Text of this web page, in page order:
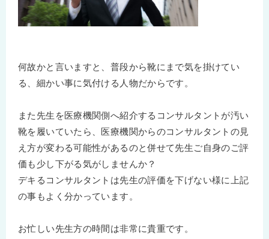
何故かと言いますと、普段から靴にまで気を掛けてい
る、細かい事に気付ける人物だからです。
また先生を医療機関側へ紹介するコンサルタントが汚い
靴を履いていたら、医療機関からのコンサルタントの見
え方が変わる可能性があるのと併せて先生ご自身のご評
価も少し下がる気がしませんか？
デキるコンサルタントは先生の評価を下げない様に上記
の事もよく分かっています。
お忙しい先生方の時間は非常に貴重です。